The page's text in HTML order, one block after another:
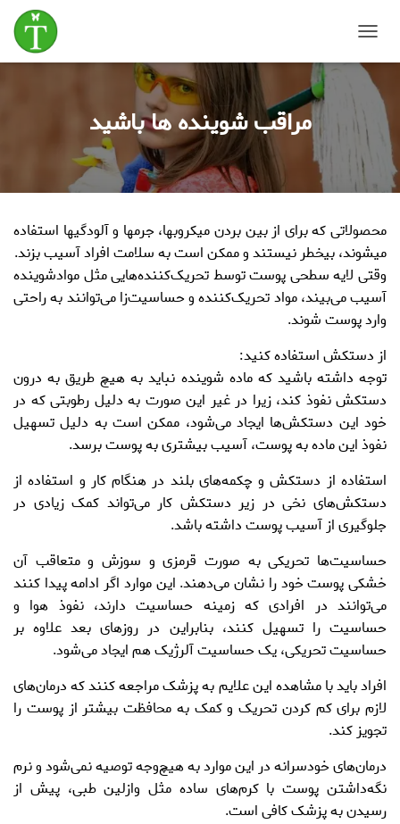
o
g
e
N
i
a
t
o
n
مراقب شوینده ها باشید
محصولاتی که برای از بین بردن میکروب‏ها، جرم‏ها و آلودگی‎ها استفاده
می‎شوند، بی‏خطر نیستند و ممکن است به سلامت افراد آسیب بزند.
وقتی لایه سطحی پوست توسط تحریک‌کننده‌هایی مثل موادشوینده
آسیب می‌بیند، مواد تحریک‌کننده و حساسیت‌زا می‌توانند به راحتی
وارد پوست شوند.
از دستکش استفاده کنید:
توجه داشته باشید که ماده شوینده نباید به هیچ طریق به درون
دست‎کش نفوذ کند، زیرا در غیر این صورت به دلیل رطوبتی که در
خود این دست‎کش‌ها ایجاد می‌شود، ممکن است به دلیل تسهیل
نفوذ این ماده به پوست، آسیب بیشتری به پوست برسد.
استفاده از دست‎کش و چکمه‌های بلند در هنگام کار و استفاده از
دست‎کش‌های نخی در زیر دست‎کش کار می‌تواند کمک زیادی در
جلوگیری از آسیب پوست داشته باشد.
حساسیت‌ها تحریکی به صورت قرمزی و سوزش و متعاقب آن
خشکی پوست خود را نشان می‌دهند. این موارد اگر ادامه پیدا کنند
می‌توانند در افرادی که زمینه حساسیت دارند، نفوذ هوا و
حساسیت‌ را تسهیل کنند، بنابراین در روزهای بعد علاوه بر
حساسیت تحریکی، یک حساسیت آلرژیک هم ایجاد می‌شود.
افراد باید با مشاهده این علایم به پزشک مراجعه کنند که درمان‌های
لازم برای کم کردن تحریک و کمک به محافظت بیشتر از پوست را
تجویز کند.
درمان‌های خودسرانه در این موارد به هیچ‌وجه توصیه نمی‌شود و نرم
نگه‌داشتن پوست با کرم‌های ساده مثل وازلین طبی، پیش از
رسیدن به پزشک کافی است.